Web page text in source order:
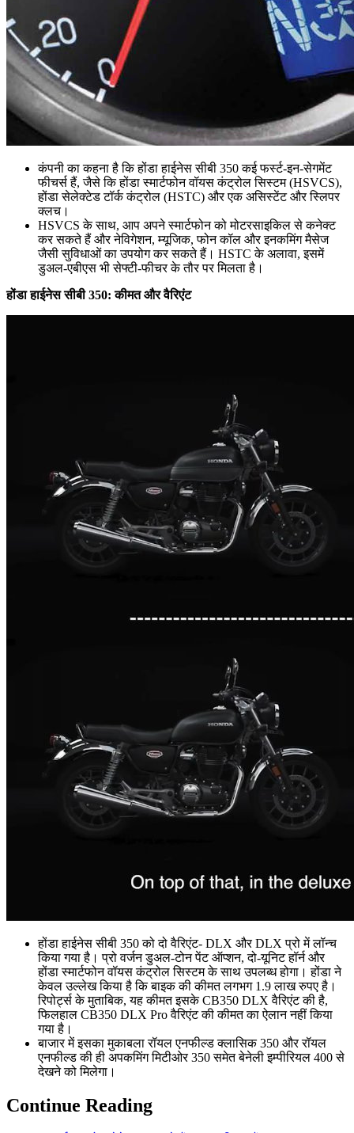
कंपनी का कहना है कि होंडा हाईनेस सीबी 350 कई फर्स्ट-इन-सेगमेंट
फीचर्स हैं, जैसे कि होंडा स्मार्टफोन वॉयस कंट्रोल सिस्टम (HSVCS),
होंडा सेलेक्टेड टॉर्क कंट्रोल (HSTC) और एक असिस्टेंट और स्लिपर
क्लच।
HSVCS के साथ, आप अपने स्मार्टफोन को मोटरसाइकिल से कनेक्ट
कर सकते हैं और नेविगेशन, म्यूजिक, फोन कॉल और इनकमिंग मैसेज
जैसी सुविधाओं का उपयोग कर सकते हैं। HSTC के अलावा, इसमें
डुअल-एबीएस भी सेफ्टी-फीचर के तौर पर मिलता है।
होंडा हाईनेस सीबी 350: कीमत और वैरिएंट
होंडा हाईनेस सीबी 350 को दो वैरिएंट- DLX और DLX प्रो में लॉन्च
किया गया है। प्रो वर्जन डुअल-टोन पेंट ऑप्शन, दो-यूनिट हॉर्न और
होंडा स्मार्टफोन वॉयस कंट्रोल सिस्टम के साथ उपलब्ध होगा। होंडा ने
केवल उल्लेख किया है कि बाइक की कीमत लगभग 1.9 लाख रुपए है।
रिपोर्ट्स के मुताबिक, यह कीमत इसके CB350 DLX वैरिएंट की है,
फिलहाल CB350 DLX Pro वैरिएंट की कीमत का ऐलान नहीं किया
गया है।
बाजार में इसका मुकाबला रॉयल एनफील्ड क्लासिक 350 और रॉयल
एनफील्ड की ही अपकमिंग मिटीओर 350 समेत बेनेली इम्पीरियल 400 से
देखने को मिलेगा।
Continue Reading